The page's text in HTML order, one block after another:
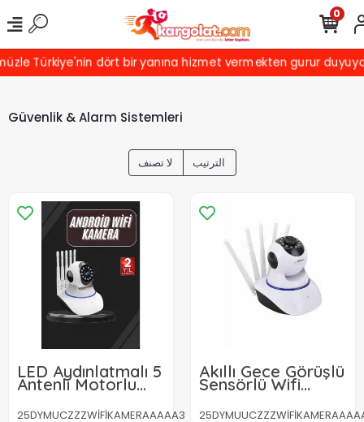
Türkiye'nin dört bir yanına hizmet vermekten gurur
0
Güvenlik & Alarm Sistemleri
لا تصنف الترتيب
LED Aydınlatmalı 5
Antenli Motorlu
1080P Wifi Kamera
Sensörlü
25DYMUCZZZWİFİKAMERAAAAA3
Akıllı Gece Görüşlü
Sensörlü Wifi
Kamera
Telefondan Takip